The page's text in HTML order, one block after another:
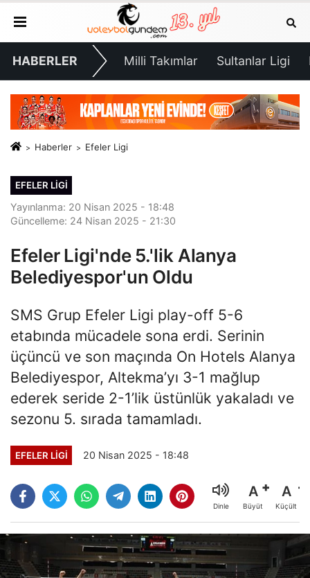
HABERLER Milli Takımlar Sultanlar Ligi
Haberler Efeler Ligi
EFELER LIGI
Yayınlanma: 20 Nisan 2025 - 18:48
Güncelleme: 24 Nisan 2025 - 21:30
Efeler Ligi'nde 5.'lik Alanya
Belediyespor'un Oldu
SMS Grup Efeler Ligi play-off 5-6
etabında mücadele sona erdi. Serinin
üçüncü ve son maçında On Hotels Alanya
Belediyespor, Altekma’yı 3-1 mağlup
ederek seride 2-1’lik üstünlük yakaladı ve
sezonu 5. sırada tamamladı.
EFELER LIGI 20 Nisan 2025 - 18:48
Dinle
A
Büyüt
A
Küçült